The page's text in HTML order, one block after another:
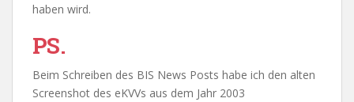
haben wird.
PS.
Beim Schreiben des BIS News Posts habe ich den alten
Screenshot des eKVVs aus dem Jahr 2003